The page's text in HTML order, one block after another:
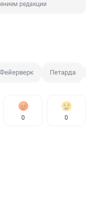
редакции
Фейерверк Петарда
0 0